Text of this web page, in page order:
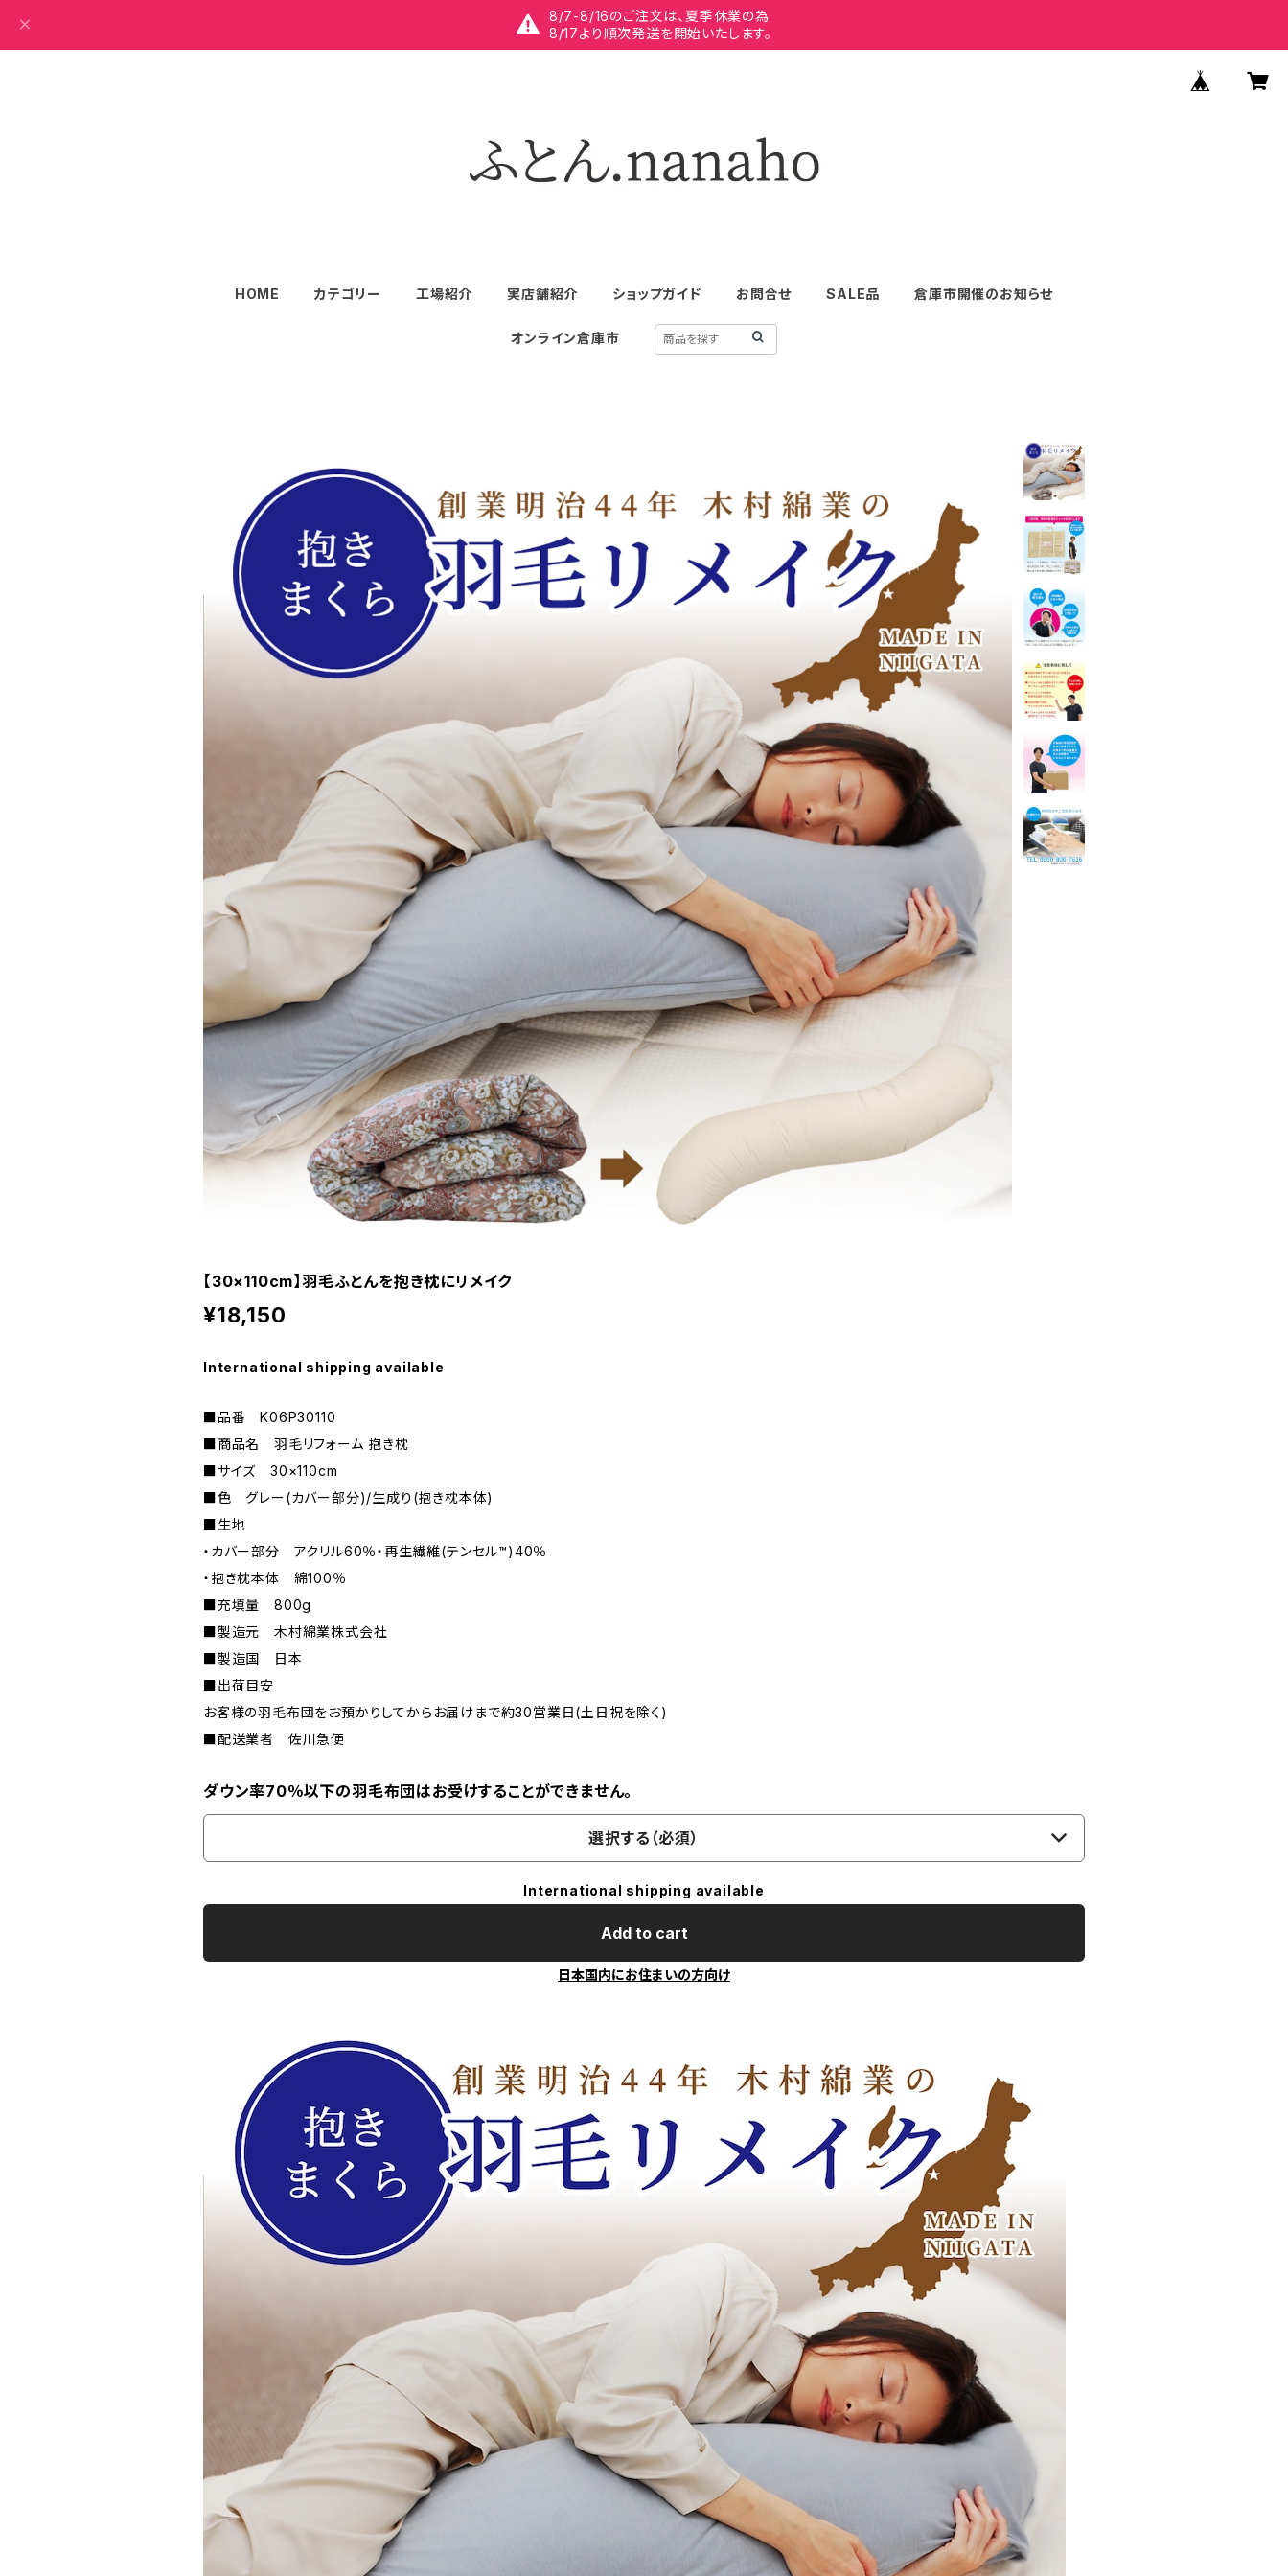
8/7-8/16のご注文は、夏季休業の為
8/17より順次発送を開始いたします。
HOME カテゴリー 工場紹介 実店舗紹介 ショップガイド お問合せ SALE品 倉庫市開催のお知らせ
オンライン倉庫市
【30×110cm】羽毛ふとんを抱き枕にリメイク
¥18,150
International shipping available
■品番 K06P30110
■商品名 羽毛リフォーム 抱き枕
■サイズ 30×110cm
■色 グレー(カバー部分)/生成り(抱き枕本体)
■生地
・カバー部分 アクリル60％・再生繊維(テンセル™)40％
・抱き枕本体 綿100％
■充填量 800g
■製造元 木村綿業株式会社
■製造国 日本
■出荷目安
お客様の羽毛布団をお預かりしてからお届けまで約30営業日(土日祝を除く)
■配送業者 佐川急便
ダウン率70％以下の羽毛布団はお受けすることができません。
選択する（必須）
International shipping available
Add to cart
日本国内にお住まいの方向け